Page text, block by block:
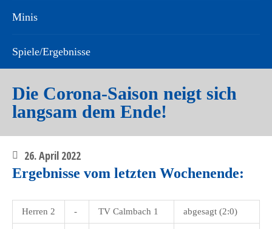
Minis
Spiele/Ergebnisse
Die Corona-Saison neigt sich
langsam dem Ende!
26. April 2022
Ergebnisse vom letzten Wochenende:
Herren 2 - TV Calmbach 1 abgesagt (2:0)